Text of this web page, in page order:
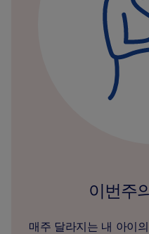
이번주
매주 달라지는 내 아이